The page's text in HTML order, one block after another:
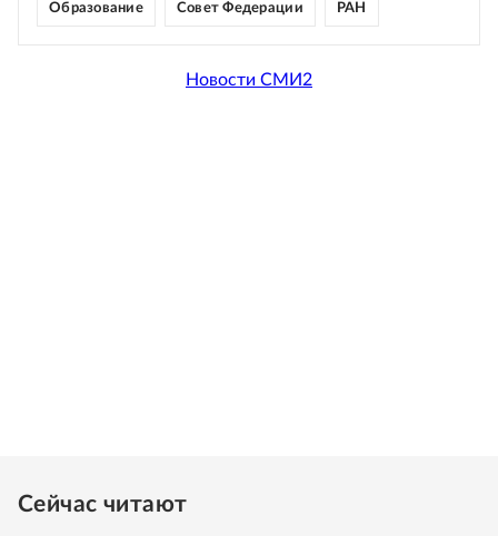
Образование Совет Федерации РАН
Новости СМИ2
Сейчас читают